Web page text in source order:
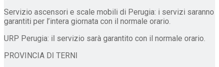
Servizio ascensori e scale mobili di Perugia: i servizi saranno
garantiti per l’intera giornata con il normale orario.
URP Perugia: il servizio sarà garantito con il normale orario.
PROVINCIA DI TERNI